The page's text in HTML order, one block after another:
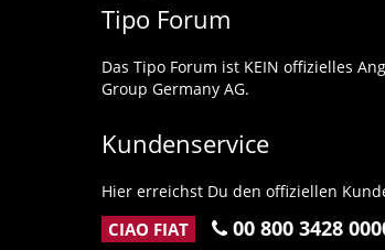
Tipo Forum
Das Tipo Forum ist KEIN offizielles
Group Germany AG.
Kundenservice
Hier erreichst Du den offiziellen
CIAO FIAT 00 800 3428